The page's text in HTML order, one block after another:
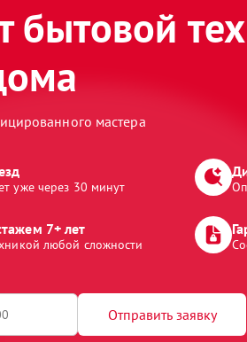
бытовой
мастера
уже через 30 минут
7+ лет
любой сложности
Отправить заявку